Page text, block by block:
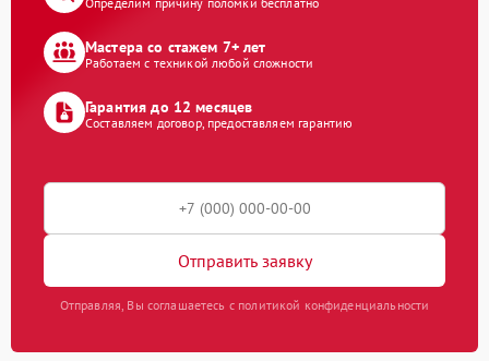
Мастера со стажем 7+ лет
Работаем с техникой любой сложности
Гарантия до 12 месяцев
Составляем договор, предоставляем гарантию
Отправить заявку
Отправляя, Вы соглашаетесь с политикой конфиденциальности